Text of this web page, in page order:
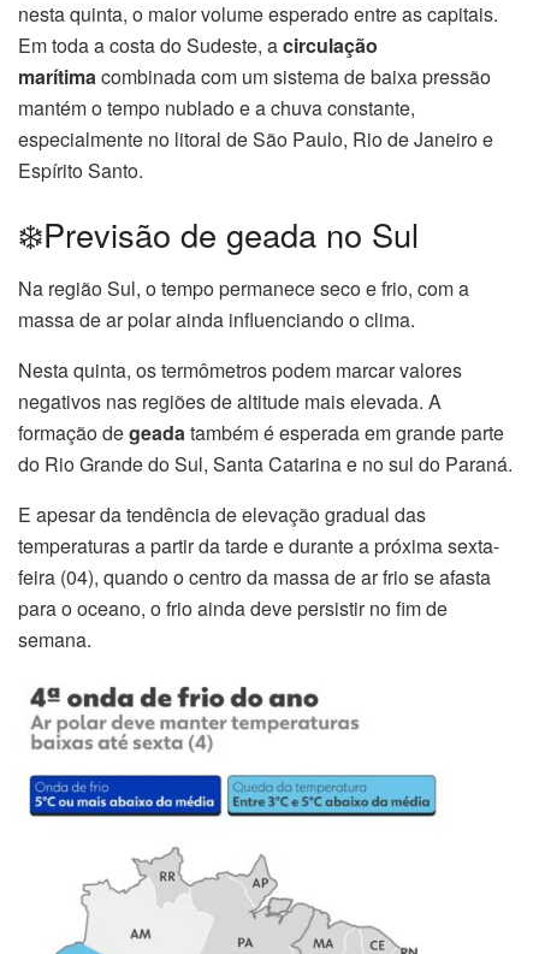
nesta quinta, o maior volume esperado entre as capitais.
Em toda a costa do Sudeste, acirculação
marítimacombinada com um sistema de baixa pressão
mantém o tempo nublado e a chuva constante,
especialmente no litoral de São Paulo, Rio de Janeiro e
Espírito Santo.
❄️Previsão de geada no Sul
Na região Sul, o tempo permanece seco e frio, com a
massa de ar polar ainda influenciando o clima.
Nesta quinta, os termômetros podem marcar valores
negativos nas regiões de altitude mais elevada. A
formação degeadatambém é esperada em grande parte
do Rio Grande do Sul, Santa Catarina e no sul do Paraná.
E apesar da tendência de elevação gradual das
temperaturas a partir da tarde e durante a próxima sexta-
feira (04), quando o centro da massa de ar frio se afasta
para o oceano, o frio ainda deve persistir no fim de
semana.